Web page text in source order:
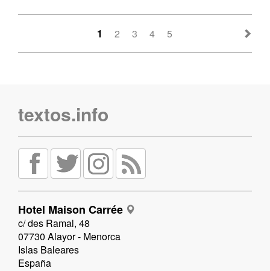
1 2 3 4 5
textos.info
Hotel Maison Carrée
c/ des Ramal, 48
07730 Alayor - Menorca
Islas Baleares
España